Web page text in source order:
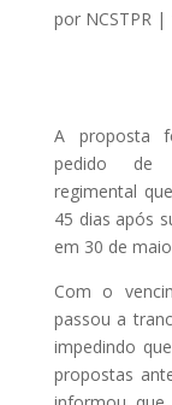
por NCSTPR|
A proposta
pedido de
regimental
45 dias após
em 30 de
Com o
passou a
impedindo
propostas